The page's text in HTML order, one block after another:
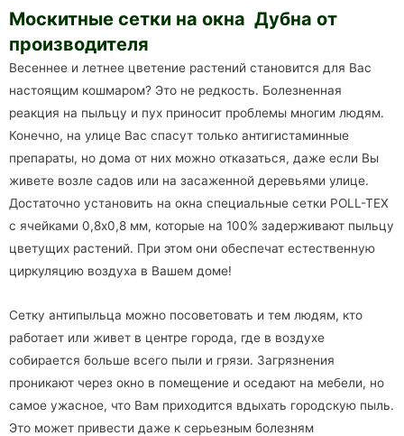
Москитные сетки на окна Дубна от
производителя
Весеннее и летнее цветение растений становится для Вас
настоящим кошмаром? Это не редкость. Болезненная
реакция на пыльцу и пух приносит проблемы многим людям.
Конечно, на улице Вас спасут только антигистаминные
препараты, но дома от них можно отказаться, даже если Вы
живете возле садов или на засаженной деревьями улице.
Достаточно установить на окна специальные сетки POLL-TEX
с ячейками 0,8х0,8 мм, которые на 100% задерживают пыльцу
цветущих растений. При этом они обеспечат естественную
циркуляцию воздуха в Вашем доме!
Сетку антипыльца можно посоветовать и тем людям, кто
работает или живет в центре города, где в воздухе
собирается больше всего пыли и грязи. Загрязнения
проникают через окно в помещение и оседают на мебели, но
самое ужасное, что Вам приходится вдыхать городскую пыль.
Это может привести даже к серьезным болезням